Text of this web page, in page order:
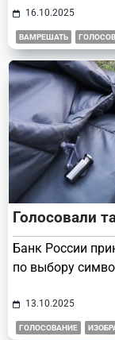
16.10.2025
ВАМРЕШАТЬ
Голосовали
Банк России
по выбору
13.10.2025
ГОЛОСОВАНИЕ